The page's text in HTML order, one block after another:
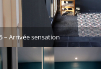
– Arrivée sensation